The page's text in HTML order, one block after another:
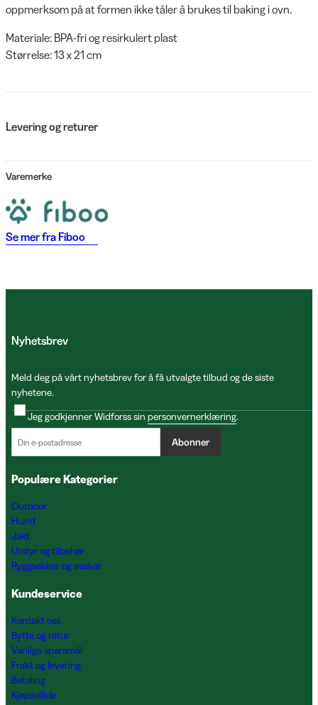
oppmerksom på at formen ikke tåler å brukes til baking i ovn.
Materiale: BPA-fri og resirkulert plast
Størrelse: 13 x 21 cm
Levering og returer
Varemerke
Se mer fra Fiboo
Nyhetsbrev
Meld deg på vårt nyhetsbrev for å få utvalgte tilbud og de siste
nyhetene.
Jeg godkjenner Widforss sin personvernerklæring.
Abonner
Populære Kategorier
Outdoor
Hund
Jakt
Utstyr og tilbehør
Ryggsekker og vesker
Kundeservice
Kontakt oss
Bytte og retur
Vanlige spørsmål
Frakt og levering
Betaling
Kjøpsvilkår